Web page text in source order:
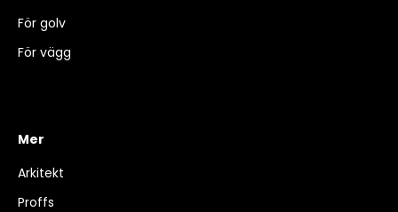
För golv
För vägg
Mer
Arkitekt
Proffs